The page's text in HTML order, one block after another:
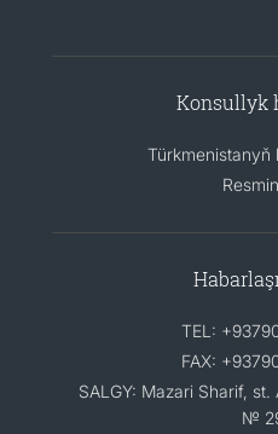
Konsullyk
Türkmenistanyň
TEL:
FAX:
SALGY: Mazari Sharif,
№